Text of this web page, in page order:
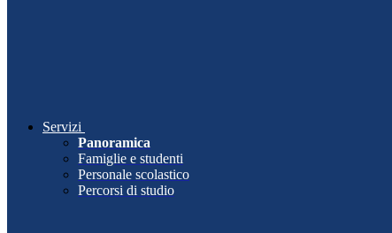
Servizi
Panoramica
Famiglie e studenti
Personale scolastico
Percorsi di studio